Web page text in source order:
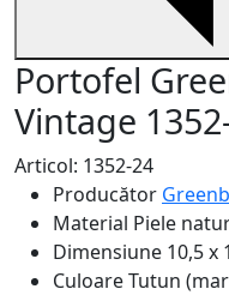
Portofel
Vintage
Articol: 1352-24
Producător
Material Piele
Dimensiune 10,5 x
CuloareTutun